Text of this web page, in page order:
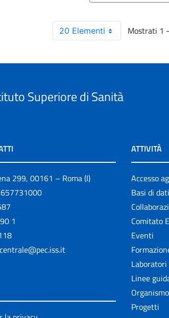
20 Elementi Mostrati 1
Superiore di Sanità
299, 00161 – Roma (I)
1
ATTIVITÀ
Accesso
Basi di dati
Comitato
Eventi
Linee
Progetti